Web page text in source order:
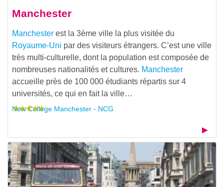
Manchester
Manchester est la 3ème ville la plus visitée du
Royaume-Uni par des visiteurs étrangers. C’est une ville
très multi-culturelle, dont la population est composée de
nombreuses nationalités et cultures. Manchester
accueille près de 100 000 étudiants répartis sur 4
universités, ce qui en fait la ville…
New College Manchester - NCG